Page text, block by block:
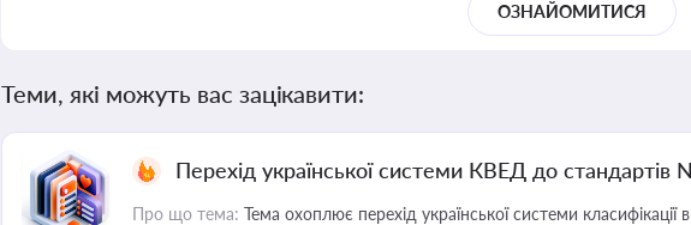
ОЗНАЙОМИТИСЯ
Теми, які можуть вас зацікавити:
Перехід української системи КВЕД до стандартів
Про що тема: Тема охоплює перехід української системи класифікації